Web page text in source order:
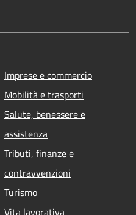
Imprese e commercio
Mobilità e trasporti
Salute, benessere e
assistenza
Tributi, finanze e
contravvenzioni
Turismo
Vita lavorativa